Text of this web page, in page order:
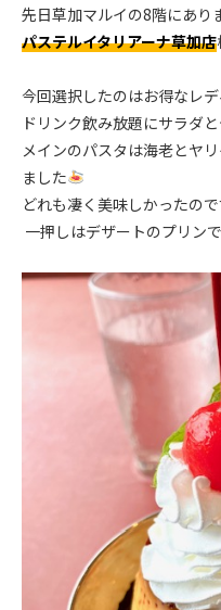
先日草加マルイの8階にあり
パステルイタリアーナ草加店
今回選択したのはお得なレ
ドリンク飲み放題にサラダ
メインのパスタは海老とヤ
ました
どれも凄く美味しかったので
一押しはデザートのプリン